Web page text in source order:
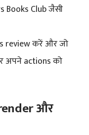
Books Club जैसी
review करें और जो
अपने actions को
और